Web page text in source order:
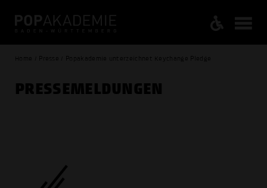
Home / Presse / Popakademie unterzeichnet Keychange Pledge
PRESSE­MELDUNGEN